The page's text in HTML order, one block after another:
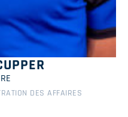
DES AFFAIRES